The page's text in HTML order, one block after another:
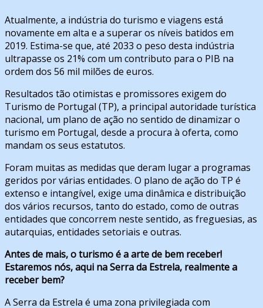
Atualmente, a indústria do turismo e viagens está
novamente em alta e a superar os níveis batidos em
2019. Estima-se que, até 2033 o peso desta indústria
ultrapasse os 21% com um contributo para o PIB na
ordem dos 56 mil milões de euros.
Resultados tão otimistas e promissores exigem do
Turismo de Portugal (TP), a principal autoridade turística
nacional, um plano de ação no sentido de dinamizar o
turismo em Portugal, desde a procura à oferta, como
mandam os seus estatutos.
Foram muitas as medidas que deram lugar a programas
geridos por várias entidades. O plano de ação do TP é
extenso e intangível, exige uma dinâmica e distribuição
dos vários recursos, tanto do estado, como de outras
entidades que concorrem neste sentido, as freguesias, as
autarquias, entidades setoriais e outras.
Antes de mais, o turismo é a arte de bem receber!
Estaremos nós, aqui na Serra da Estrela, realmente a
receber bem?
A Serra da Estrela é uma zona privilegiada com